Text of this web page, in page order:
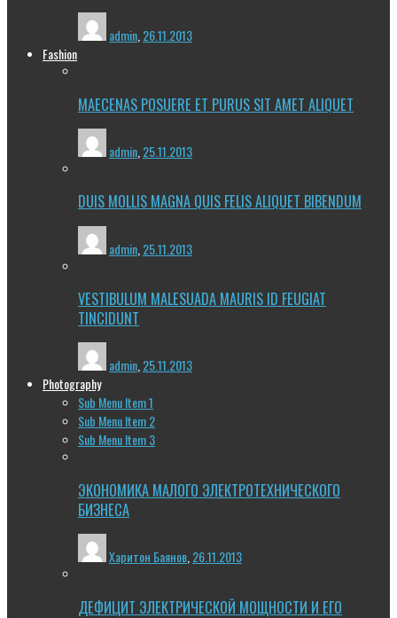
admin 26.11.2013
Fashion
MAECENAS POSUERE ET PURUS SIT AMET ALIQUET
admin 25.11.2013
DUIS MOLLIS MAGNA QUIS FELIS ALIQUET BIBENDUM
admin 25.11.2013
VESTIBULUM MALESUADA MAURIS ID FEUGIAT
TINCIDUNT
admin,25.11.2013
Photography
Sub Menu Item 1
Sub Menu Item 2
Sub Menu Item 3
ЭКОНОМИКА МАЛОГО ЭЛЕКТРОТЕХНИЧЕСКОГО
БИЗНЕСА
Харитон Баянов 26.11.2013
ДЕФИЦИТ ЭЛЕКТРИЧЕСКОЙ МОЩНОСТИ И ЕГО